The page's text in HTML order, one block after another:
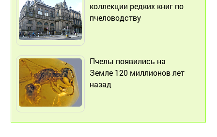
коллекции редких книг по
пчеловодству
Пчелы появились на
Земле 120 миллионов лет
назад